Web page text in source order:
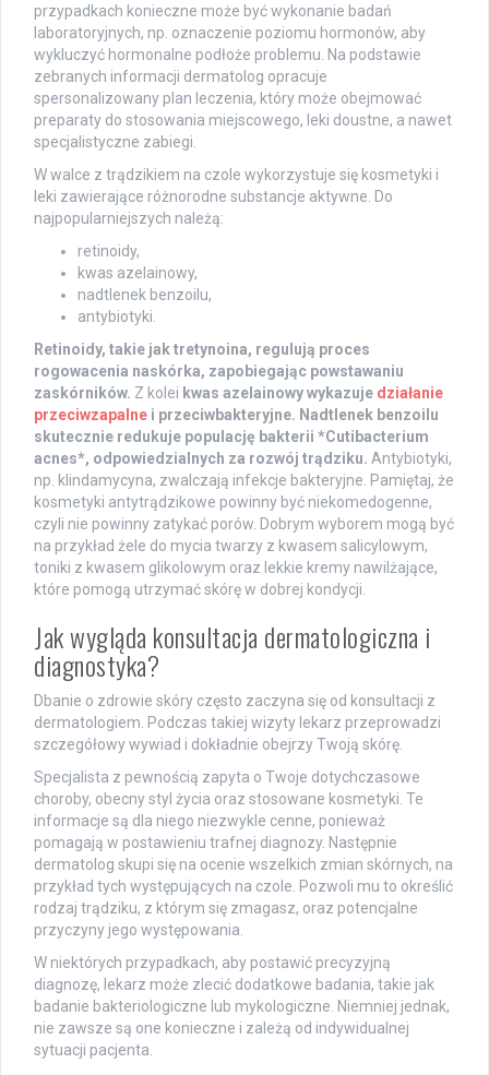
przypadkach konieczne może być wykonanie badań
laboratoryjnych, np. oznaczenie poziomu hormonów, aby
wykluczyć hormonalne podłoże problemu. Na podstawie
zebranych informacji dermatolog opracuje
spersonalizowany plan leczenia, który może obejmować
preparaty do stosowania miejscowego, leki doustne, a nawet
specjalistyczne zabiegi.
W walce z trądzikiem na czole wykorzystuje się kosmetyki i
leki zawierające różnorodne substancje aktywne. Do
najpopularniejszych należą:
retinoidy,
kwas azelainowy,
nadtlenek benzoilu,
antybiotyki.
Retinoidy, takie jak tretynoina, regulują proces
rogowacenia naskórka, zapobiegając powstawaniu
zaskórników. Z kolei kwas azelainowy wykazuje działanie
przeciwzapalne i przeciwbakteryjne. Nadtlenek benzoilu
skutecznie redukuje populację bakterii *Cutibacterium
acnes*, odpowiedzialnych za rozwój trądziku. Antybiotyki,
np. klindamycyna, zwalczają infekcje bakteryjne. Pamiętaj, że
kosmetyki antytrądzikowe powinny być niekomedogenne,
czyli nie powinny zatykać porów. Dobrym wyborem mogą być
na przykład żele do mycia twarzy z kwasem salicylowym,
toniki z kwasem glikolowym oraz lekkie kremy nawilżające,
które pomogą utrzymać skórę w dobrej kondycji.
Jak wygląda konsultacja dermatologiczna i
diagnostyka?
Dbanie o zdrowie skóry często zaczyna się od konsultacji z
dermatologiem. Podczas takiej wizyty lekarz przeprowadzi
szczegółowy wywiad i dokładnie obejrzy Twoją skórę.
Specjalista z pewnością zapyta o Twoje dotychczasowe
choroby, obecny styl życia oraz stosowane kosmetyki. Te
informacje są dla niego niezwykle cenne, ponieważ
pomagają w postawieniu trafnej diagnozy. Następnie
dermatolog skupi się na ocenie wszelkich zmian skórnych, na
przykład tych występujących na czole. Pozwoli mu to określić
rodzaj trądziku, z którym się zmagasz, oraz potencjalne
przyczyny jego występowania.
W niektórych przypadkach, aby postawić precyzyjną
diagnozę, lekarz może zlecić dodatkowe badania, takie jak
badanie bakteriologiczne lub mykologiczne. Niemniej jednak,
nie zawsze są one konieczne i zależą od indywidualnej
sytuacji pacjenta.